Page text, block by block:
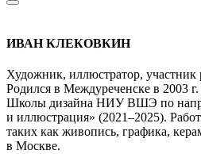
ИВАН КЛЕКОВКИН
Художник, иллюстратор, участник
Родился в Междуреченске в 2003 г.
Школы дизайна НИУ ВШЭ по
и иллюстрация» (2021–2025).
таких как живопись, графика,
в Москве.